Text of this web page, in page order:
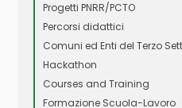
Progetti PNRR/PCTO
Percorsi didattici
Comuni ed Enti del Terzo
Hackathon
Courses and Training
Formazione Scuola-Lavoro